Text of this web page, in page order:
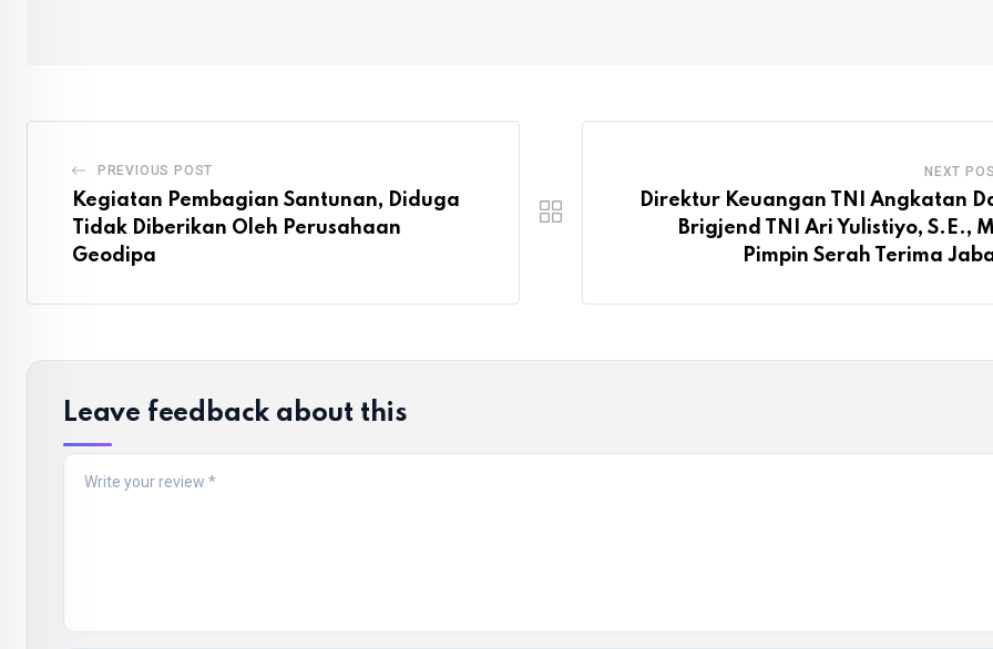
PREVIOUS POST
Kegiatan Pembagian Santunan, Diduga
Tidak Diberikan Oleh Perusahaan
Geodipa
NEXT
Direktur Keuangan TNI Angkatan
Brigjend TNI Ari Yulistiyo, S.E.,
Pimpin Serah Terima
Leave feedback about this